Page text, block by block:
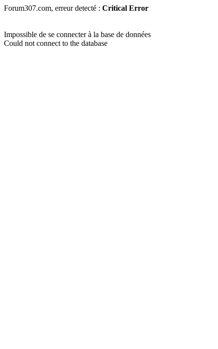
Forum307.com, erreur detecté : Critical Error
Impossible de se connecter à la base de données
Could not connect to the database